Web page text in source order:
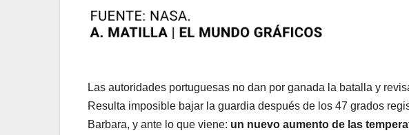
Las autoridades portuguesas no dan por ganada la batalla y
Resulta imposible bajar la guardia después de los 47 grados
Barbara, y ante lo que viene: un nuevo aumento de las